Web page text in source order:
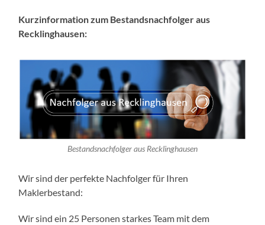
Kurzinformation zum Bestandsnachfolger aus
Recklinghausen:
Bestandsnachfolger aus Recklinghausen
Wir sind der perfekte Nachfolger für Ihren
Maklerbestand:
Wir sind ein 25 Personen starkes Team mit dem